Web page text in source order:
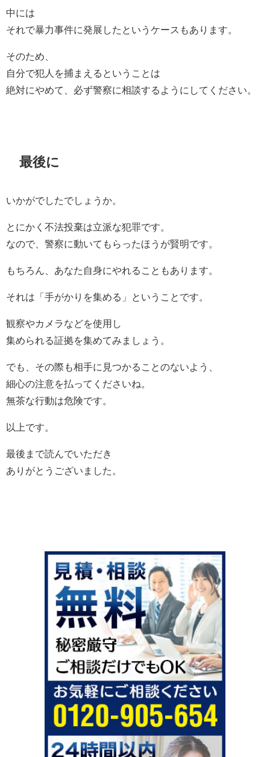
中には
それで暴力事件に発展したというケースもあります。
そのため、
自分で犯人を捕まえるということは
絶対にやめて、必ず警察に相談するようにしてください。
最後に
いかがでしたでしょうか。
とにかく不法投棄は立派な犯罪です。
なので、警察に動いてもらったほうが賢明です。
もちろん、あなた自身にやれることもあります。
それは「手がかりを集める」ということです。
観察やカメラなどを使用し
集められる証拠を集めてみましょう。
でも、その際も相手に見つかることのないよう、
細心の注意を払ってくださいね。
無茶な行動は危険です。
以上です。
最後まで読んでいただき
ありがとうございました。